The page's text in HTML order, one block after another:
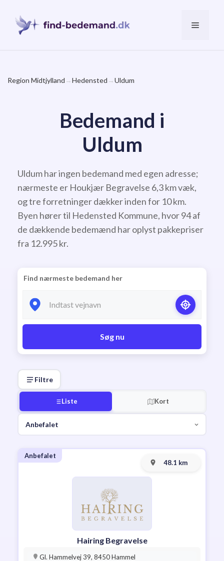
indhold
Menu
Region Midtjylland →Hedensted →Uldum
Bedemand i
Uldum
Uldum har ingen bedemand med egen adresse;
nærmeste er Houkjær Begravelse 6,3 km væk,
og tre forretninger dækker inden for 10 km.
Byen hører til Hedensted Kommune, hvor 94 af
de dækkende bedemænd har oplyst pakkepriser
fra 12.995 kr.
Find nærmeste bedemand her
Søg nu
Filtre
Liste Kort
Anbefalet
48.1 km
Hairing Begravelse
Gl. Hammelvej 39, 8450 Hammel